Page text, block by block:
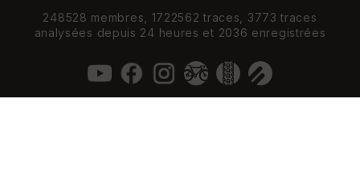
248528 membres, 1722562 traces, 3773 traces
analysées depuis 24 heures et 2036 enregistrées